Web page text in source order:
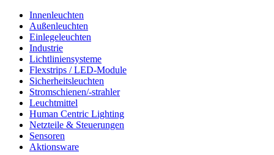
Innenleuchten
Außenleuchten
Einlegeleuchten
Industrie
Lichtliniensysteme
Flexstrips / LED-Module
Sicherheitsleuchten
Stromschienen/-strahler
Leuchtmittel
Human Centric Lighting
Netzteile & Steuerungen
Sensoren
Aktionsware